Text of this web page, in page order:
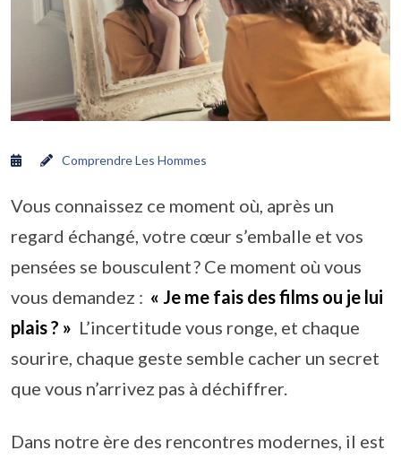
Comprendre Les Hommes
Vous connaissez ce moment où, après un
regard échangé, votre cœur s’emballe et vos
pensées se bousculent ? Ce moment où vous
vous demandez : « Je me fais des films ou je lui
plais ? » L’incertitude vous ronge, et chaque
sourire, chaque geste semble cacher un secret
que vous n’arrivez pas à déchiffrer.
Dans notre ère des rencontres modernes, il est